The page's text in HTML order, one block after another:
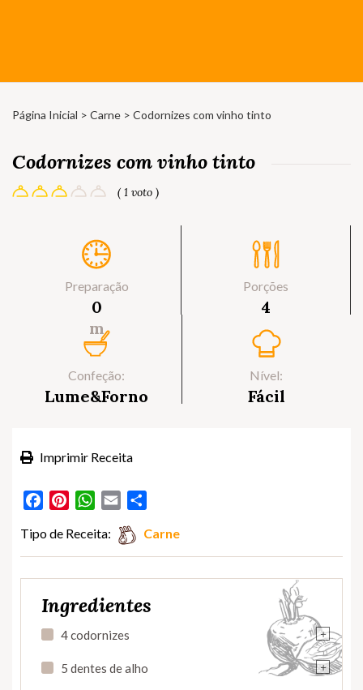
Página Inicial > Carne > Codornizes com vinho tinto
Codornizes com vinho tinto
( 1 voto )
Preparação
0
m
Porções
4
Confeção:
Lume&Forno
Nível:
Fácil
Imprimir Receita
FacebookPinterestWhatsApp
Email
Tipo de Receita: Carne
Ingredientes
+
4 codornizes
+
5 dentes de alho